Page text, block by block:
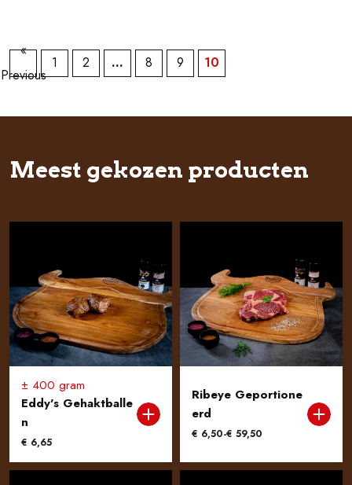
«
Previous
1 2 … 8 9 10
Meest gekozen producten
± 400 gram
Eddy's Gehaktballe
n
€ 6,65
Ribeye Geportione
erd
€ 6,50-€ 59,50
Prijsklasse:
tot